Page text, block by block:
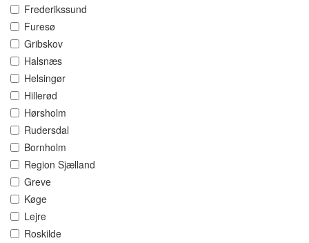
Frederikssund
Furesø
Gribskov
Halsnæs
Helsingør
Hillerød
Hørsholm
Rudersdal
Bornholm
Region Sjælland
Greve
Køge
Lejre
Roskilde